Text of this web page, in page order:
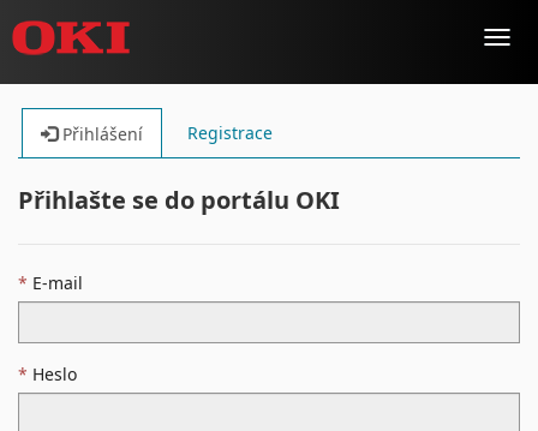
Přihlášení Registrace
Přihlašte se do portálu OKI
E-mail
Heslo